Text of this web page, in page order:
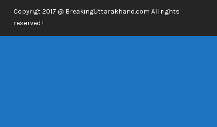
Copyrigt 2017 @ BreakingUttarakhand.com All rights
reserved !